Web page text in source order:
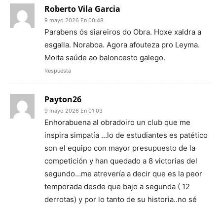
Roberto Vila Garcia
9 mayo 2026 En 00:48
Parabens ós siareiros do Obra. Hoxe xaldra a
esgalla. Noraboa. Agora afouteza pro Leyma.
Moita saúde ao baloncesto galego.
Respuesta
Payton26
9 mayo 2026 En 01:03
Enhorabuena al obradoiro un club que me
inspira simpatía …lo de estudiantes es patético
son el equipo con mayor presupuesto de la
competición y han quedado a 8 victorias del
segundo…me atrevería a decir que es la peor
temporada desde que bajo a segunda ( 12
derrotas) y por lo tanto de su historia..no sé